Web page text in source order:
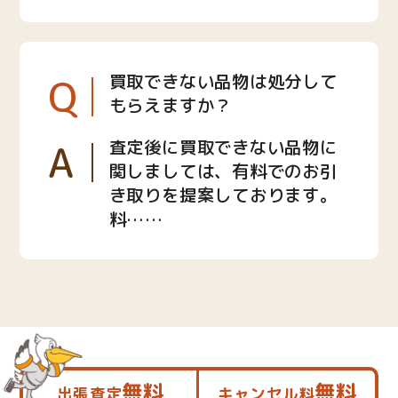
Q
買取できない品物は処分して
もらえますか？
A
査定後に買取できない品物に
関しましては、有料でのお引
き取りを提案しております。
料……
無料 無料